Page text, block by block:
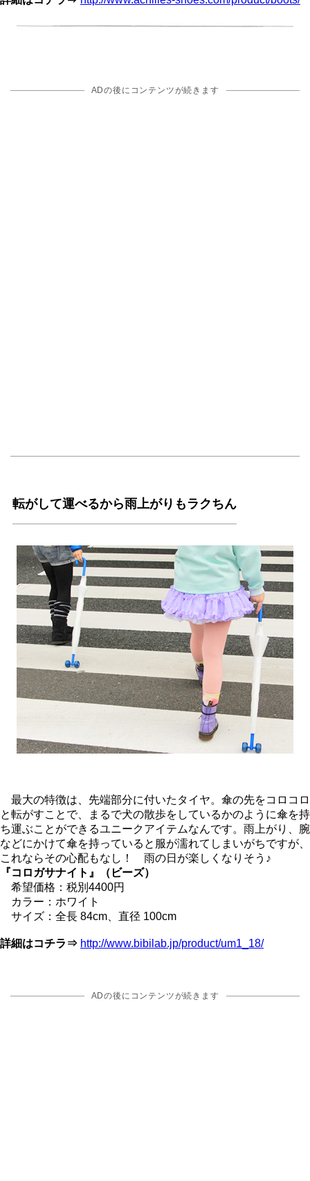
ADの後にコンテンツが続きます
転がして運べるから雨上がりもラクちん
最大の特徴は、先端部分に付いたタイヤ。傘の先をコロコロ
と転がすことで、まるで犬の散歩をしているかのように傘を持
ち運ぶことができるユニークアイテムなんです。雨上がり、腕
などにかけて傘を持っていると服が濡れてしまいがちですが、
これならその心配もなし！ 雨の日が楽しくなりそう♪
『コロガサナイト』（ビーズ）
希望価格：税別4400円
カラー：ホワイト
サイズ：全長 84cm、直径 100cm
詳細はコチラ⇒ http://www.bibilab.jp/product/um1_18/
ADの後にコンテンツが続きます